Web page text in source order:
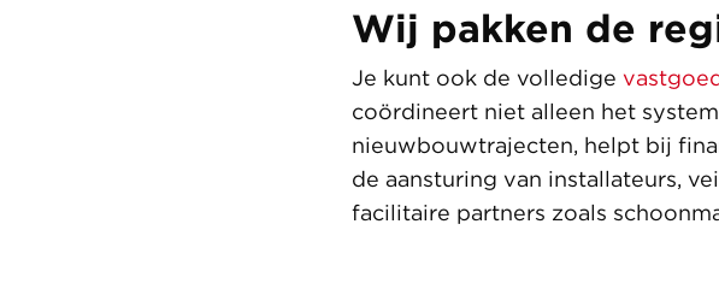
Wij pakken de
Je kunt ook de volledige
coördineert niet alleen het
nieuwbouwtrajecten, helpt bij
de aansturing van installateurs,
facilitaire partners zoals